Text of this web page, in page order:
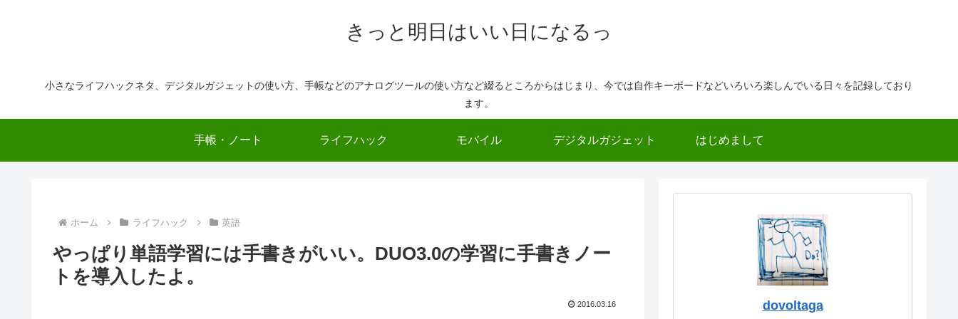
きっと明日はいい日になるっ
小さなライフハックネタ、デジタルガジェットの使い方、手帳などのアナログツールの使い方など綴るところからはじまり、今では自作キーボードなどいろいろ楽しんでいる日々を記録しており
ます。
手帳・ノート ライフハック モバイル デジタルガジェット はじめまして
ホーム ライフハック 英語
やっぱり単語学習には手書きがいい。DUO3.0の学習に手書きノー
トを導入したよ。
2016.03.16 dovoltaga